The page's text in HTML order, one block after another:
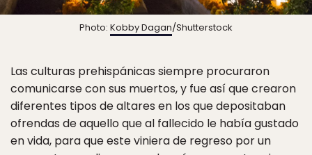
Photo: Kobby Dagan/Shutterstock
Las culturas prehispánicas siempre procuraron
comunicarse con sus muertos, y fue así que crearon
diferentes tipos de altares en los que depositaban
ofrendas de aquello que al fallecido le había gustado
en vida, para que este viniera de regreso por un